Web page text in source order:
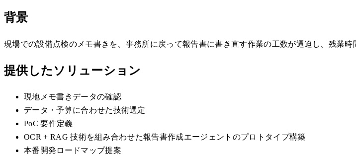
背景
現場での設備点検のメモ書きを、事務所に戻って報告書に書き直す作業の工数が逼迫し、残業
提供したソリューション
現地メモ書きデータの確認
データ・予算に合わせた技術選定
PoC 要件定義
OCR + RAG 技術を組み合わせた報告書作成エージェントのプロトタイプ構築
本番開発ロードマップ提案